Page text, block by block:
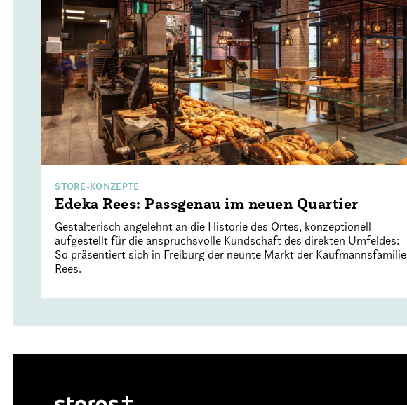
STORE-KONZEPTE
Edeka Rees: Passgenau im neuen Quartier
Gestalterisch angelehnt an die Historie des Ortes, konzeptionell
aufgestellt für die anspruchsvolle Kundschaft des direkten Umfeldes:
So präsentiert sich in Freiburg der neunte Markt der Kaufmannsfamilie
Rees.